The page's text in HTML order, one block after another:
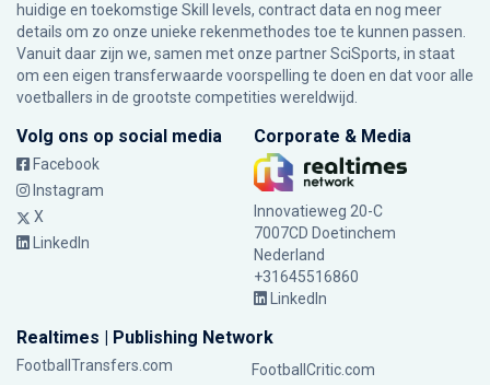
huidige en toekomstige Skill levels, contract data en nog meer
details om zo onze unieke rekenmethodes toe te kunnen passen.
Vanuit daar zijn we, samen met onze partner SciSports, in staat
om een eigen transferwaarde voorspelling te doen en dat voor alle
voetballers in de grootste competities wereldwijd.
Volg ons op social media
Facebook
Instagram
X
LinkedIn
Corporate & Media
Innovatieweg 20-C
7007CD Doetinchem
Nederland
+31645516860
LinkedIn
Realtimes | Publishing Network
FootballTransfers.com FootballCritic.com